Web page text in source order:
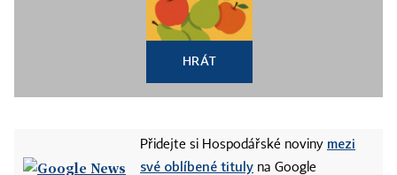
HRÁT
Přidejte si Hospodářské noviny mezi
své oblíbené tituly na Google